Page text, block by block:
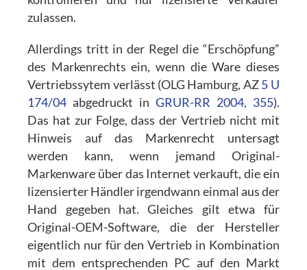
zulassen.
Allerdings tritt in der Regel die “Erschöpfung”
des Markenrechts ein, wenn die Ware dieses
Vertriebssytem verlässt (OLG Hamburg, AZ5 U
174/04 abgedruckt in GRUR-RR 2004, 355).
Das hat zur Folge, dass der Vertrieb nicht mit
Hinweis auf das Markenrecht untersagt
werden kann, wenn jemand Original-
Markenware über das Internet verkauft, die ein
lizensierter Händler irgendwann einmal aus der
Hand gegeben hat. Gleiches gilt etwa für
Original-OEM-Software, die der Hersteller
eigentlich nur für den Vertrieb in Kombination
mit dem entsprechenden PC auf den Markt